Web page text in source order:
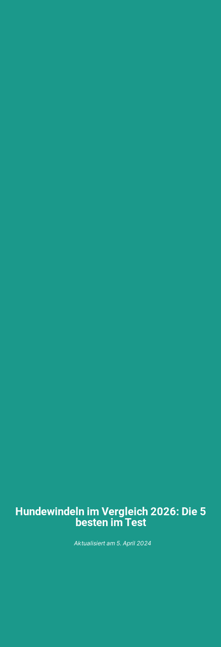
Hundewindeln im Vergleich 2026: Die 5
besten im Test
Aktualisiert am 5. April 2024